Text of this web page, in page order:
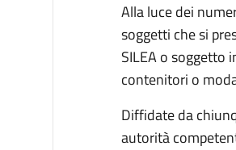
Alla luce dei
soggetti che si
SILEA o soggetto
contenitori o
Diffidate da
autorità